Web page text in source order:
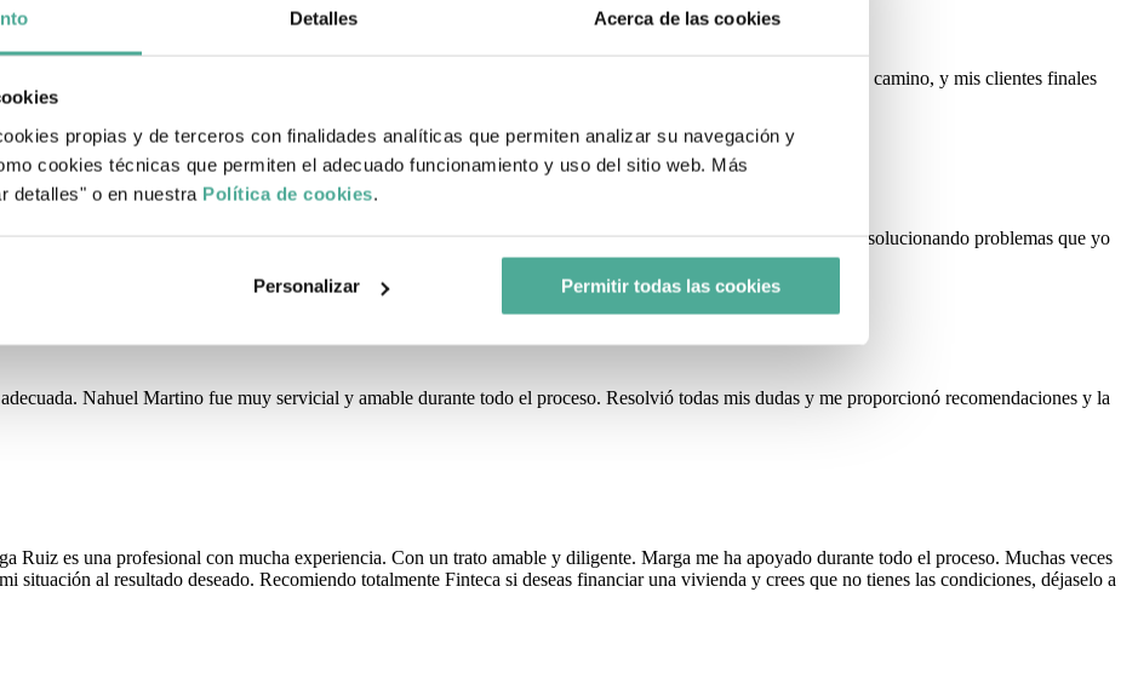
Detalles Acerca de las cookies
propias y de terceros con finalidades analíticas que permiten analizar su navegación y
cookies técnicas que permiten el adecuado funcionamiento y uso del sitio web. Más
detalles" o en nuestra Política de cookies.
Personalizar Permitir todas las cookies
conseguido cerrar una operación que parecía imposible de cerrar. Desde entonces, tengo varias operaciones en camino, y mis clientes finales
la hipoteca y siempre estuvo atento a todo! Genio total en todo sentido haciéndome acordar de las cosas, solucionando problemas que yo
Nahuel Martino fue muy servicial y amable durante todo el proceso. Resolvió todas mis dudas y me proporcionó recomendaciones y la
Ruiz es una profesional con mucha experiencia. Con un trato amable y diligente. Marga me ha apoyado durante todo el proceso. Muchas veces
situación al resultado deseado. Recomiendo totalmente Finteca si deseas financiar una vivienda y crees que no tienes las condiciones, déjaselo a